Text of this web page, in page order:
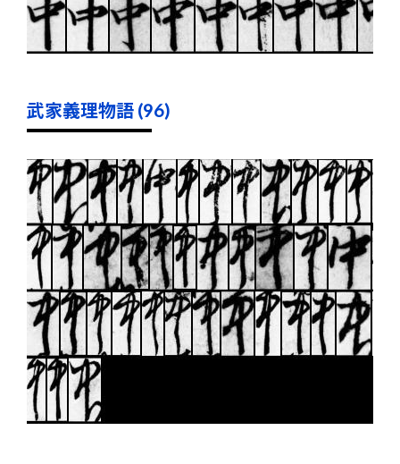
武家義理物語 (96)